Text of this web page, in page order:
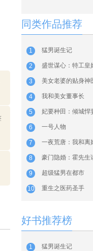
同类作品推荐
1 猛男诞生记
2 盛世谋心：特工皇
3 美女老婆的贴身神
4 我和美女董事长
5 妃要种田：倾城悍
6 一号人物
7 一夜荒唐：我和离
8 豪门隐婚：霍先生
9 超级猛男在都市
10 重生之医药圣手
好书推荐榜
1 猛男诞生记